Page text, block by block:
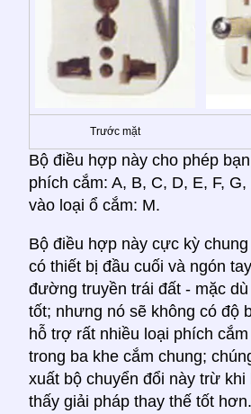
Trước mặt
Bộ điều hợp này cho phép
phích cắm: A, B, C, D, E, F,
vào loại ổ cắm: M.
Bộ điều hợp này cực kỳ
có thiết bị đầu cuối và ngón
đường truyền trái đất - mặc
tốt; nhưng nó sẽ không có độ
hỗ trợ rất nhiều loại phích
trong ba khe cắm chung;
xuất bộ chuyển đổi này trừ khi
thấy giải pháp thay thế tốt